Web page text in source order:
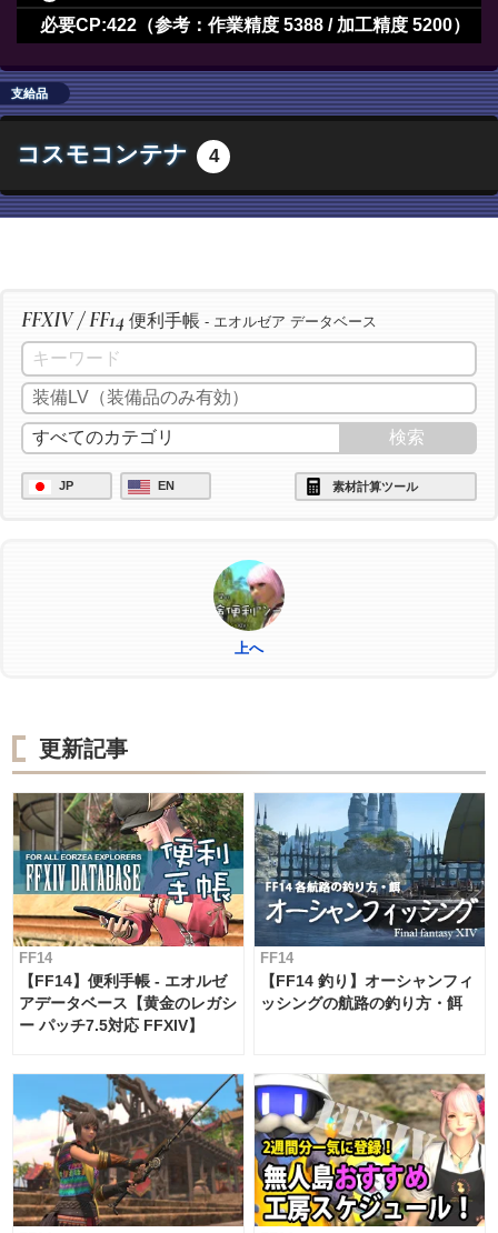
/ac "下地作業" <wait.3>
/ac "下地作業" <wait.3>
/ac "長期倹約" <wait.2>
/ac "下地作業" <wait.3>
/ac "ヴェネレーション" <wait.2>
/ac "イノベーション" <wait.2>
/ac "精密作業" <wait.3>
必要CP:422（参考：作業精度 5388 / 加工精度 5200）
支給品
コスモコンテナ 4
FFXIV / FF14 便利手帳 - エオルゼア データベース
JP EN 素材計算ツール
上へ
更新記事
FF14
【FF14】便利手帳 - エオルゼ
アデータベース【黄金のレガシ
ー パッチ7.5対応 FFXIV】
FF14
【FF14 釣り】オーシャンフィ
ッシングの航路の釣り方・餌